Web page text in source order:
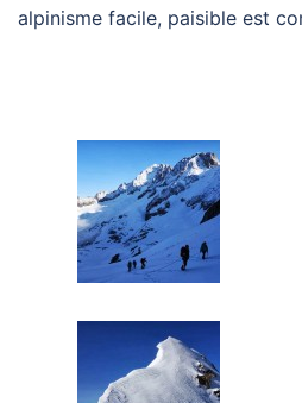
alpinisme facile, paisible est